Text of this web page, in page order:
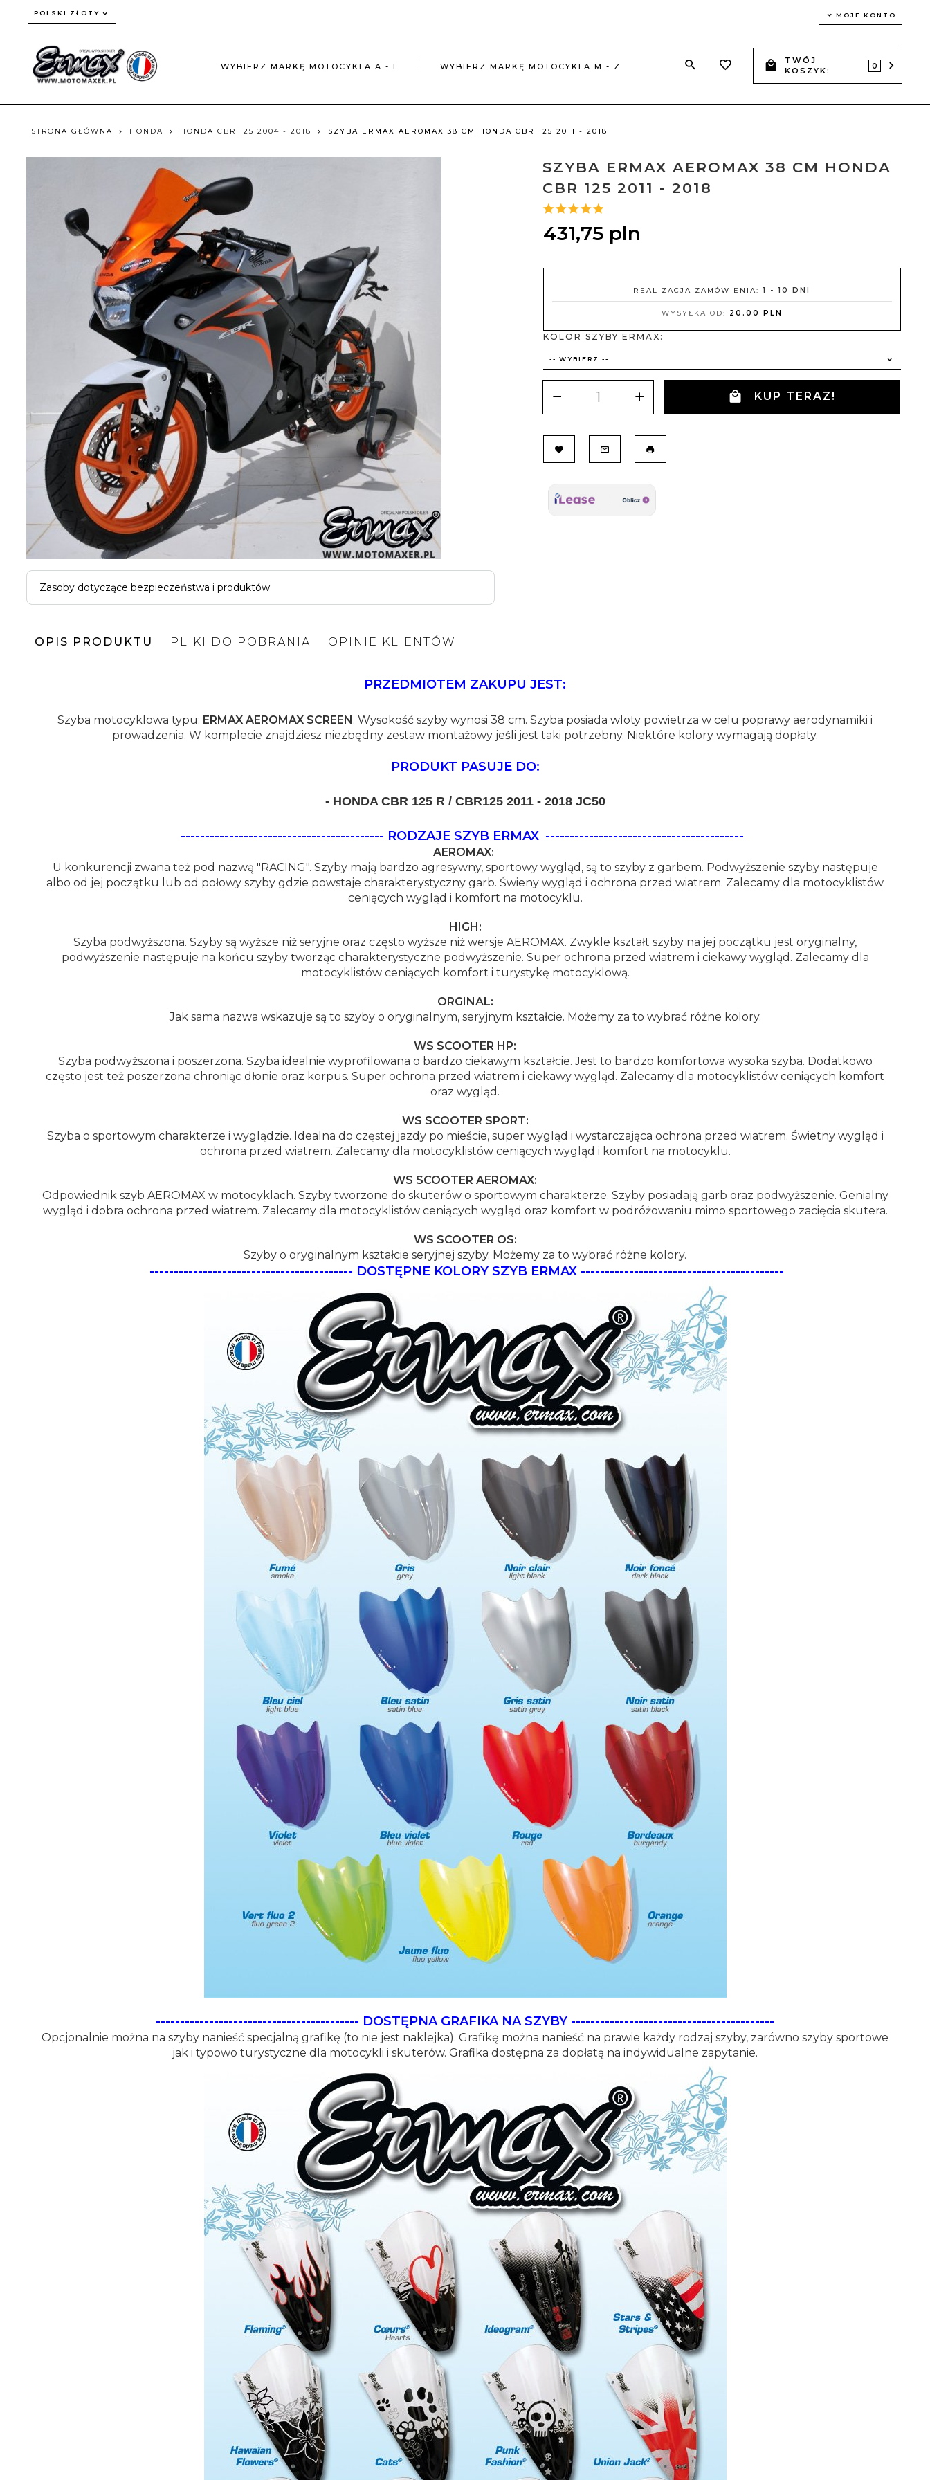
currency_h
POLSKI ZŁOTY MOJE KONTO
WYBIERZ MARKĘ MOTOCYKLA A - L WYBIERZ MARKĘ MOTOCYKLA M - Z
TWÓJ
KOSZYK:
0
STRONA GŁÓWNA HONDA HONDA CBR 125 2004 - 2018 SZYBA ERMAX AEROMAX 38 CM HONDA CBR 125 2011 - 2018
Zasoby dotyczące bezpieczeństwa i produktów
SZYBA ERMAX AEROMAX 38 CM HONDA
CBR 125 2011 - 2018
431,75 pln
REALIZACJA ZAMÓWIENIA:1 - 10 DNI
WYSYŁKA OD: 20.00 PLN
KOLOR SZYBY ERMAX:
-- WYBIERZ --
KUP TERAZ!
OPIS PRODUKTU PLIKI DO POBRANIA OPINIE KLIENTÓW
PRZEDMIOTEM ZAKUPU JEST:
Szyba motocyklowa typu: ERMAX AEROMAX SCREEN. Wysokość szyby wynosi 38 cm. Szyba posiada wloty powietrza w celu poprawy aerodynamiki i
prowadzenia. W komplecie znajdziesz niezbędny zestaw montażowy jeśli jest taki potrzebny. Niektóre kolory wymagają dopłaty.
PRODUKT PASUJE DO:
- HONDA CBR 125 R / CBR125 2011 - 2018 JC50
------------------------------------------ RODZAJE SZYB ERMAX -----------------------------------------
AEROMAX:
U konkurencji zwana też pod nazwą "RACING". Szyby mają bardzo agresywny, sportowy wygląd, są to szyby z garbem. Podwyższenie szyby następuje
albo od jej początku lub od połowy szyby gdzie powstaje charakterystyczny garb. Świeny wygląd i ochrona przed wiatrem. Zalecamy dla motocyklistów
ceniących wygląd i komfort na motocyklu.
HIGH:
Szyba podwyższona. Szyby są wyższe niż seryjne oraz często wyższe niż wersje AEROMAX. Zwykle kształt szyby na jej początku jest oryginalny,
podwyższenie następuje na końcu szyby tworząc charakterystyczne podwyższenie. Super ochrona przed wiatrem i ciekawy wygląd. Zalecamy dla
motocyklistów ceniących komfort i turystykę motocyklową.
ORGINAL:
Jak sama nazwa wskazuje są to szyby o oryginalnym, seryjnym kształcie. Możemy za to wybrać różne kolory.
WS SCOOTER HP:
Szyba podwyższona i poszerzona. Szyba idealnie wyprofilowana o bardzo ciekawym kształcie. Jest to bardzo komfortowa wysoka szyba. Dodatkowo
często jest też poszerzona chroniąc dłonie oraz korpus. Super ochrona przed wiatrem i ciekawy wygląd. Zalecamy dla motocyklistów ceniących komfort
oraz wygląd.
WS SCOOTER SPORT:
Szyba o sportowym charakterze i wyglądzie. Idealna do częstej jazdy po mieście, super wygląd i wystarczająca ochrona przed wiatrem. Świetny wygląd i
ochrona przed wiatrem. Zalecamy dla motocyklistów ceniących wygląd i komfort na motocyklu.
WS SCOOTER AEROMAX:
Odpowiednik szyb AEROMAX w motocyklach. Szyby tworzone do skuterów o sportowym charakterze. Szyby posiadają garb oraz podwyższenie. Genialny
wygląd i dobra ochrona przed wiatrem. Zalecamy dla motocyklistów ceniących wygląd oraz komfort w podróżowaniu mimo sportowego zacięcia skutera.
WS SCOOTER OS:
Szyby o oryginalnym kształcie seryjnej szyby. Możemy za to wybrać różne kolory.
------------------------------------------ DOSTĘPNE KOLORY SZYB ERMAX ------------------------------------------
------------------------------------------ DOSTĘPNA GRAFIKA NA SZYBY ------------------------------------------
Opcjonalnie można na szyby nanieść specjalną grafikę (to nie jest naklejka). Grafikę można nanieść na prawie każdy rodzaj szyby, zarówno szyby sportowe
jak i typowo turystyczne dla motocykli i skuterów. Grafika dostępna za dopłatą na indywidualne zapytanie.
1667391562-instrukcja-montazu-ermax-screen-honda-cbr-125-2011